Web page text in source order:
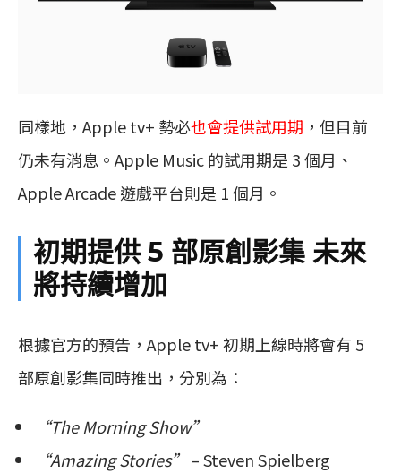
同樣地，Apple tv+ 勢必也會提供試用期 ，但目前
仍未有消息。Apple Music 的試用期是 3 個月、
Apple Arcade 遊戲平台則是 1 個月。
初期提供 5 部原創影集 未來
將持續增加
根據官方的預告，Apple tv+ 初期上線時將會有 5
部原創影集同時推出，分別為：
“The Morning Show”
“Amazing Stories” – Steven Spielberg